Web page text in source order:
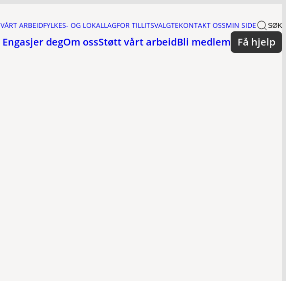
VÅRT ARBEIDFYLKES- OG LOKALLAGFOR TILLITSVALGTEKONTAKT OSSMIN SIDE SØK
Engasjer degOm ossStøtt vårt arbeidBli medlem Få hjelp